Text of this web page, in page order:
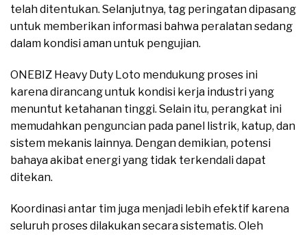
telah ditentukan. Selanjutnya, tag peringatan dipasang
untuk memberikan informasi bahwa peralatan sedang
dalam kondisi aman untuk pengujian.
ONEBIZ Heavy Duty Loto mendukung proses ini
karena dirancang untuk kondisi kerja industri yang
menuntut ketahanan tinggi. Selain itu, perangkat ini
memudahkan penguncian pada panel listrik, katup, dan
sistem mekanis lainnya. Dengan demikian, potensi
bahaya akibat energi yang tidak terkendali dapat
ditekan.
Koordinasi antar tim juga menjadi lebih efektif karena
seluruh proses dilakukan secara sistematis. Oleh